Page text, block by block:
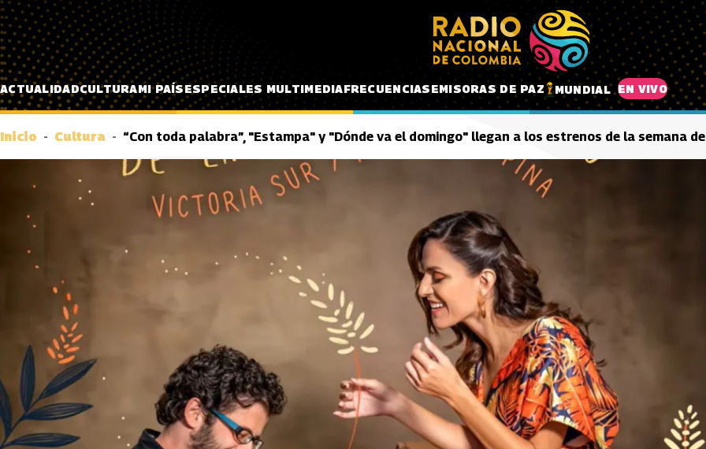
Pasar al contenido principal
ACTUALIDADCULTURAMI PAÍSESPECIALES MULTIMEDIAFRECUENCIASEMISORAS DE PAZ MUNDIAL EN VIVO
Inicio Cultura “Con toda palabra”, "Estampa" y "Dónde va el domingo" llegan a los estrenos de la semana